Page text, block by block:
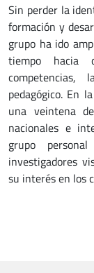
Sin perder la
formación y
grupo ha ido
tiempo hacia
pedagógico. En
una veintena
nacionales e
grupo
investigadores
su interés en los